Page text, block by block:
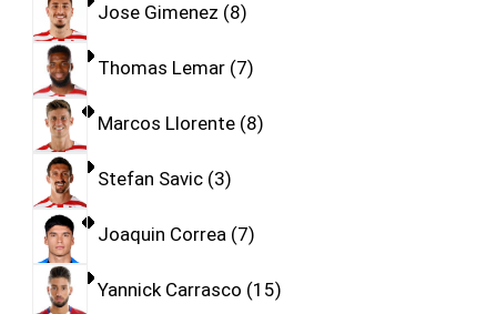
Jose Gimenez 8
Thomas Lemar 7
Marcos Llorente 8
Stefan Savic 3
Joaquin Correa 7
Yannick Carrasco 15